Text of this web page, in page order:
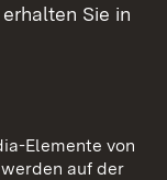
Sie in
Elemente von
auf der